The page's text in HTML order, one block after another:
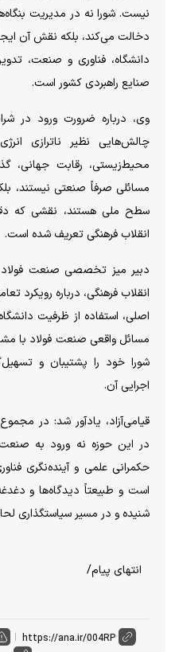
نیست. شورا نه در مدیریت
دخالت می‌کند، بلکه نقش آن
دانشگاه، فناوری و صنعت،
صنایع راهبردی کشور است.
وی، درباره ضرورت ورود در
چالش‌هایی نظیر ناترازی
محیط‌زیستی، رقابت جهانی،
مسائلی صرفاً صنعتی نیستند،
سطح ملی هستند، نقشی که
انقلاب فرهنگی تعریف شده است.
دبیر میز تخصصی صنعت فولاد
انقلاب فرهنگی، درباره رویکرد
اصلی، استفاده از ظرفیت
مسائل واقعی صنعت فولاد با
شورا خود را پشتیبان و
اجرایی آن.
قیامی‌آزاد، یادآور شد: در
در این حوزه نه ورود به
حکمرانی علمی و آینده‌نگری
است و طبیعتاً دیدگاه‌ها و
شنیده و در مسیر سیاستگذاری
انتهای پیام/